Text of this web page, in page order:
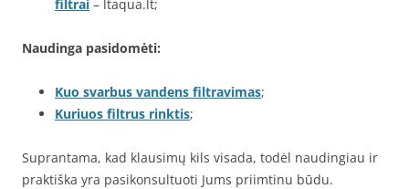
filtrai – ltaqua.lt;
Naudinga pasidomėti:
Kuo svarbus vandens filtravimas;
Kuriuos filtrus rinktis;
Suprantama, kad klausimų kils visada, todėl naudingiau ir
praktiška yra pasikonsultuoti Jums priimtinu būdu.